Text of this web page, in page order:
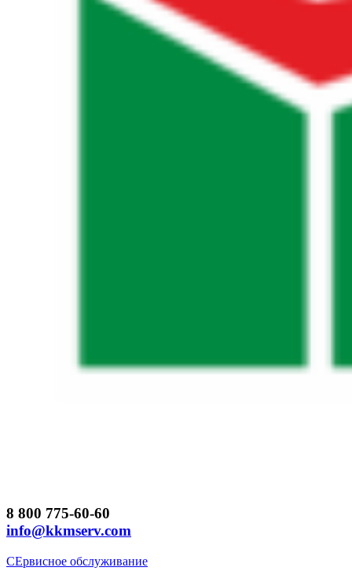
8 800 775-60-60
info@kkmserv.com
СЕрвисное обслуживание